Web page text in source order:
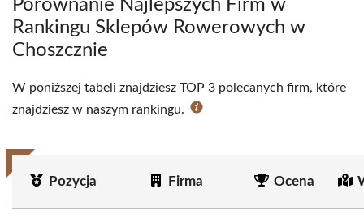
Porównanie Najlepszych Firm w
Rankingu Sklepów Rowerowych w
Choszcznie
W poniższej tabeli znajdziesz TOP 3 polecanych firm, które
znajdziesz w naszym rankingu.
Pozycja Firma Ocena